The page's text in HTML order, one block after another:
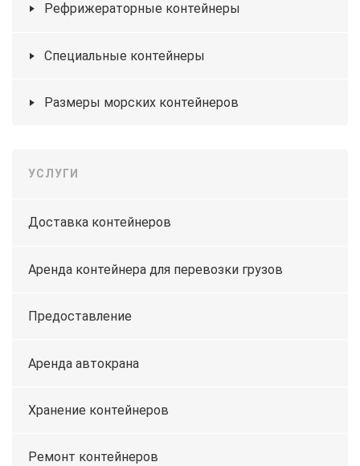
Рефрижераторные контейнеры
Специальные контейнеры
Размеры морских контейнеров
УСЛУГИ
Доставка контейнеров
Аренда контейнера для перевозки грузов
Предоставление
Аренда автокрана
Хранение контейнеров
Ремонт контейнеров